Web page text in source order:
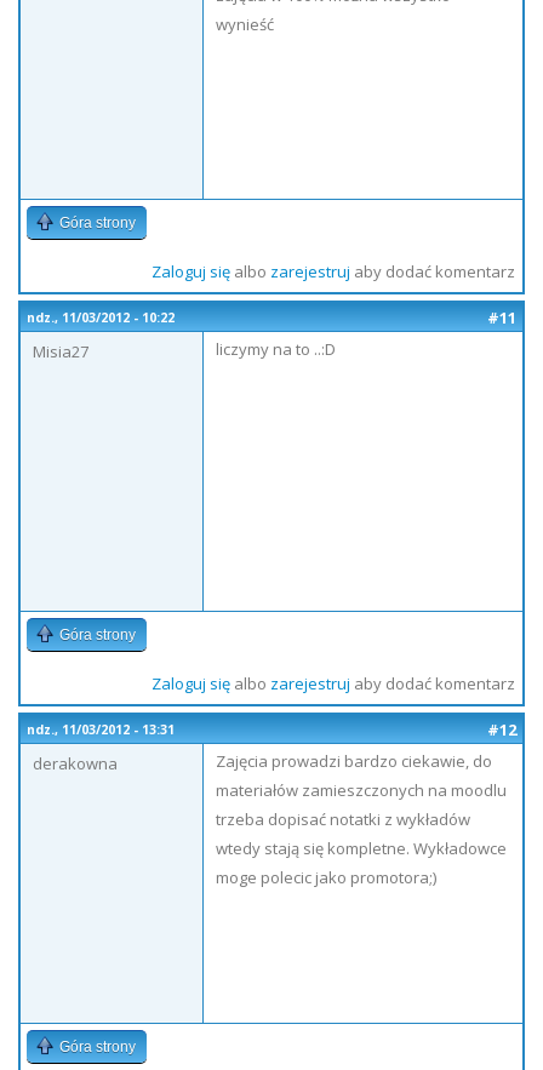
wynieść
Góra strony
Zaloguj sięalbo zarejestruj aby dodać komentarz
ndz., 11/03/2012 - 10:22
#11
Misia27
liczymy na to ..:D
Góra strony
Zaloguj sięalbo zarejestruj aby dodać komentarz
ndz., 11/03/2012 - 13:31
#12
derakowna
Zajęcia prowadzi bardzo ciekawie, do
materiałów zamieszczonych na moodlu
trzeba dopisać notatki z wykładów
wtedy stają się kompletne. Wykładowce
moge polecic jako promotora;)
Góra strony